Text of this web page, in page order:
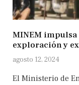
MINEM
exploración y
agosto 12, 2024
El Ministerio de